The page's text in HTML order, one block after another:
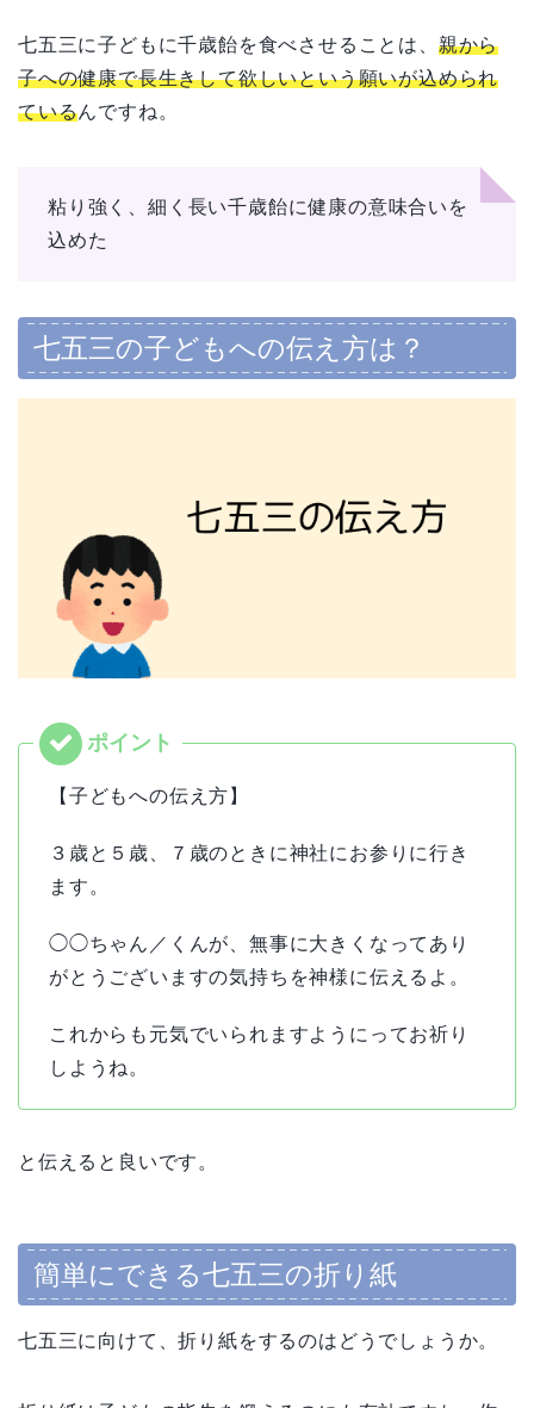
七五三に子どもに千歳飴を食べさせることは、 親から
子への健康で長生きして欲しいという願いが込められ
ているんですね。
粘り強く、細く長い千歳飴に健康の意味合いを
込めた
七五三の子どもへの伝え方は？
【子どもへの伝え方】
３歳と５歳、７歳のときに神社にお参りに行き
ます。
◯◯ちゃん／くんが、無事に大きくなってあり
がとうございますの気持ちを神様に伝えるよ。
これからも元気でいられますようにってお祈り
しようね。
と伝えると良いです。
簡単にできる七五三の折り紙
七五三に向けて、折り紙をするのはどうでしょうか。